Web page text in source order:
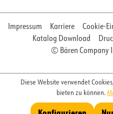
Impressum Karriere Cookie-
Katalog Download
© Bären Company
Diese Website verwendet
bieten zu können.